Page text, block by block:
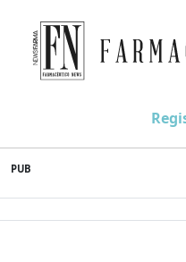
to
content
Farmacêutico News
PUB